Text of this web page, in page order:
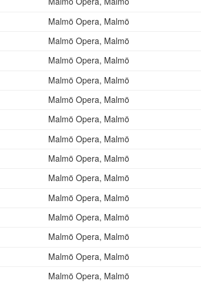
Malmö Opera, Malmö
Malmö Opera, Malmö
Malmö Opera, Malmö
Malmö Opera, Malmö
Malmö Opera, Malmö
Malmö Opera, Malmö
Malmö Opera, Malmö
Malmö Opera, Malmö
Malmö Opera, Malmö
Malmö Opera, Malmö
Malmö Opera, Malmö
Malmö Opera, Malmö
Malmö Opera, Malmö
Malmö Opera, Malmö